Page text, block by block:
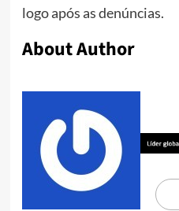
logo após as denúncias.
About Author